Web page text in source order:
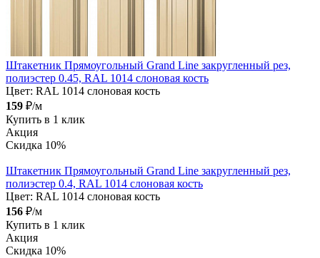
Штакетник Прямоугольный Grand Line закругленный рез,
полиэстер 0.45, RAL 1014 слоновая кость
Цвет: RAL 1014 слоновая кость
159 ₽/м
Купить в 1 клик
Акция
Скидка 10%
Штакетник Прямоугольный Grand Line закругленный рез,
полиэстер 0.4, RAL 1014 слоновая кость
Цвет: RAL 1014 слоновая кость
156 ₽/м
Купить в 1 клик
Акция
Скидка 10%